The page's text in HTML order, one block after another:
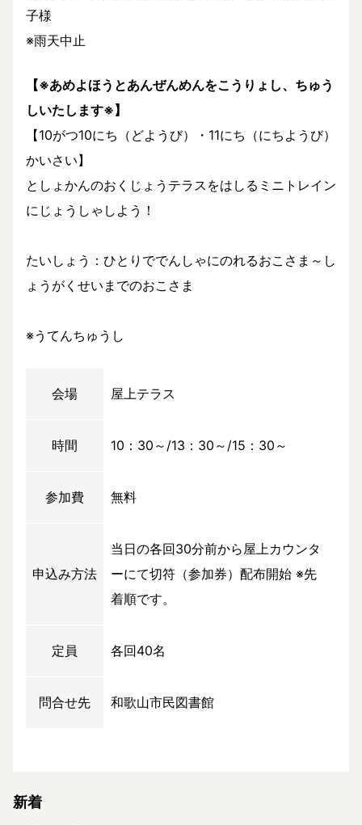
子様
※雨天中止
【※あめよほうとあんぜんめんをこうりょし、ちゅう
しいたします※】
【10がつ10にち（どようび）・11にち（にちようび）
かいさい】
としょかんのおくじょうテラスをはしるミニトレイン
にじょうしゃしよう！
たいしょう：ひとりででんしゃにのれるおこさま～し
ょうがくせいまでのおこさま
※うてんちゅうし
会場 屋上テラス
時間 10：30～/13：30～/15：30～
参加費 無料
申込み方法
当日の各回30分前から屋上カウンタ
ーにて切符（参加券）配布開始 ※先
着順です。
定員 各回40名
問合せ先 和歌山市民図書館
新着